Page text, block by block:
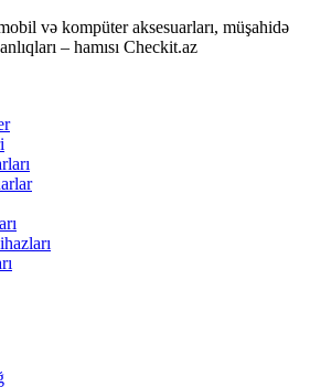
və kompüter aksesuarları, müşahidə
– hamısı Checkit.az